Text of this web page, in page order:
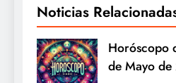
Noticias
Horóscopo
de Mayo